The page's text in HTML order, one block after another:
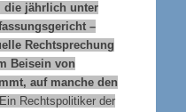
die jährlich unter
–
Rechtsprechung
Beisein von
auf manche den
Rechtspolitiker der